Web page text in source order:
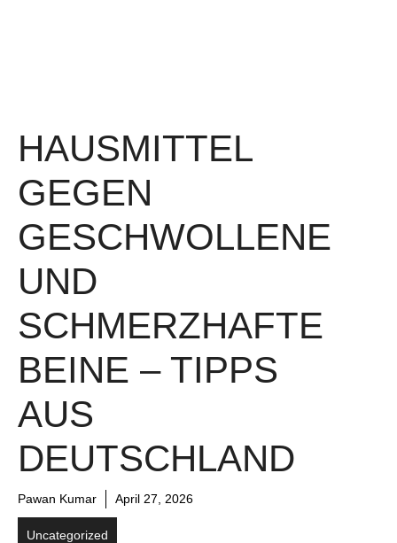
HAUSMITTEL
GEGEN
GESCHWOLLENE
UND
SCHMERZHAFTE
BEINE – TIPPS
AUS
DEUTSCHLAND
Pawan Kumar April 27, 2026
Uncategorized